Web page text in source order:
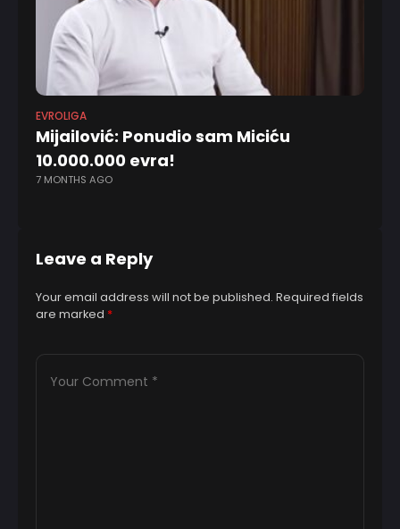
EVROLIGA
Mijailović: Ponudio sam Miciću
10.000.000 evra!
7 MONTHS AGO
Leave a Reply
Your email address will not be published. Required fields
are marked *